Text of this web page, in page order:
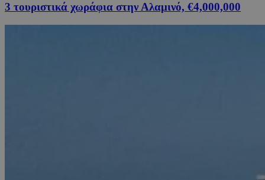
3 τουριστικά χωράφια στην Αλαμινό, €4,000,000